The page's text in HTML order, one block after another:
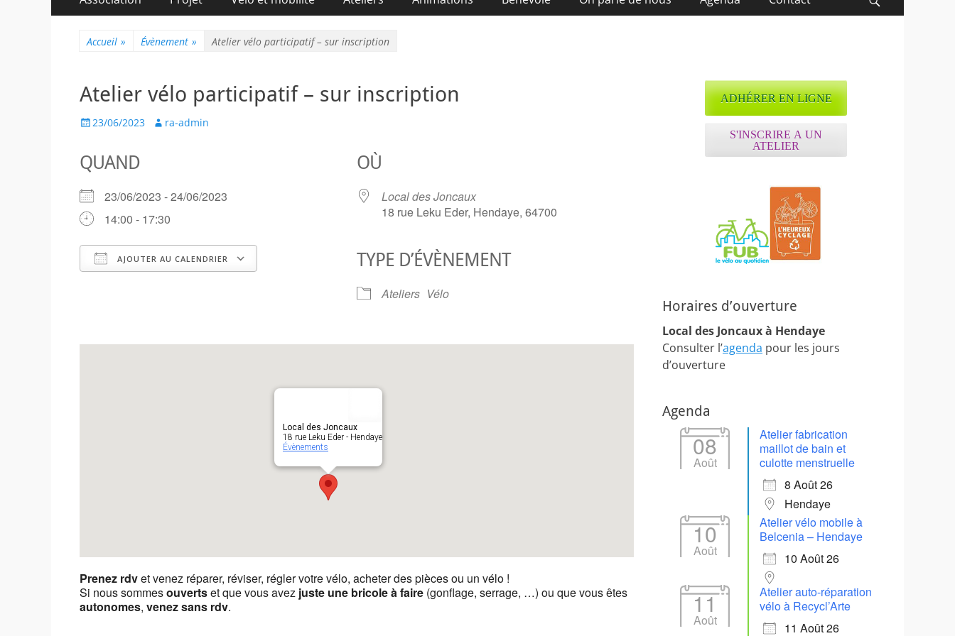
principal
Accueil » Évènement » Atelier vélo participatif – sur inscription
Atelier vélo participatif – sur inscription
Posted
23/06/2023 Author
ra-admin
QUAND
23/06/2023 - 24/06/2023
14:00 - 17:30
AJOUTER AU CALENDRIER
Calendrier Google
OÙ
Local des Joncaux
18 rue Leku Eder, Hendaye, 64700
TYPE D’ÉVÈNEMENT
Ateliers Vélo
Local des Joncaux
18 rue Leku Eder - Hendaye
Évènements
Prenez rdvet venez réparer, réviser, régler votre vélo, acheter des pièces ou un vélo !
Si nous sommesouvertset que vous avez juste une bricole à faire (gonflage, serrage, …) ou que vous êtes
autonomes, venez sans rdv.
ADHÉRER EN LIGNE
S'INSCRIRE A UN
ATELIER
Horaires d’ouverture
Local des Joncaux à Hendaye
Consulter l’agenda pour les jours
d’ouverture
Agenda
08
Août
Atelier fabrication
maillot de bain et
culotte menstruelle
8 Août 26
Hendaye
10
Août
Atelier vélo mobile à
Belcenia – Hendaye
10 Août 26
11
Août
Atelier auto-réparation
vélo à Recycl’Arte
11 Août 26